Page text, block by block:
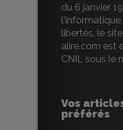
du 6 janvier
libertés, le
alire.com est
CNIL sous le
Vos
préférés